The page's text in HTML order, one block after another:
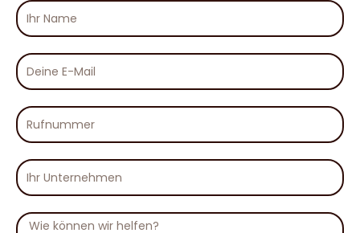
Ihr
Name
Deine
E-
Mail
Rufnummer
Ihr
Unternehmen
Nachricht